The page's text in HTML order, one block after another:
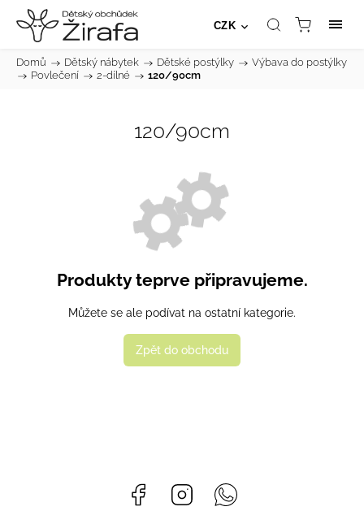
CZK
Domů / Dětský nábytek / Dětské postýlky /
Výbava do postýlky
/
Povlečení / 2-dílné / 120/90cm
120/90cm
Produkty teprve připravujeme.
Můžete se ale podívat na ostatní kategorie.
Zpět do obchodu
Facebook Instagram